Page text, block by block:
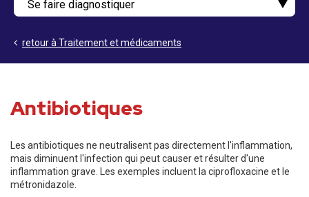
retour à Traitement et médicaments
Antibiotiques
Les antibiotiques ne neutralisent pas directement l'inflammation,
mais diminuent l'infection qui peut causer et résulter d'une
inflammation grave. Les exemples incluent la ciprofloxacine et le
métronidazole.